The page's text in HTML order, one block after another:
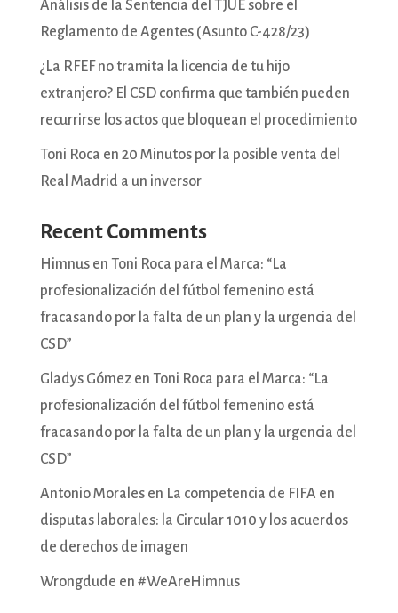
Análisis de la Sentencia del TJUE sobre el
Reglamento de Agentes (Asunto C-428/23)
¿La RFEF no tramita la licencia de tu hijo
extranjero? El CSD confirma que también pueden
recurrirse los actos que bloquean el procedimiento
Toni Roca en 20 Minutos por la posible venta del
Real Madrid a un inversor
Recent Comments
Himnusen Toni Roca para el Marca: “La
profesionalización del fútbol femenino está
fracasando por la falta de un plan y la urgencia del
CSD”
Gladys Gómezen Toni Roca para el Marca: “La
profesionalización del fútbol femenino está
fracasando por la falta de un plan y la urgencia del
CSD”
Antonio Moralesen La competencia de FIFA en
disputas laborales: la Circular 1010 y los acuerdos
de derechos de imagen
Wrongdude en #WeAreHimnus